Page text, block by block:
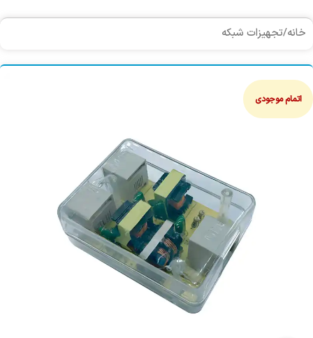
خانه/تجهیزات شبکه
اتمام موجودی